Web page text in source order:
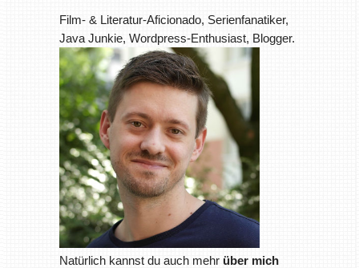
Film- & Literatur-Aficionado, Serienfanatiker,
Java Junkie, Wordpress-Enthusiast, Blogger.
Natürlich kannst du auch mehr über mich